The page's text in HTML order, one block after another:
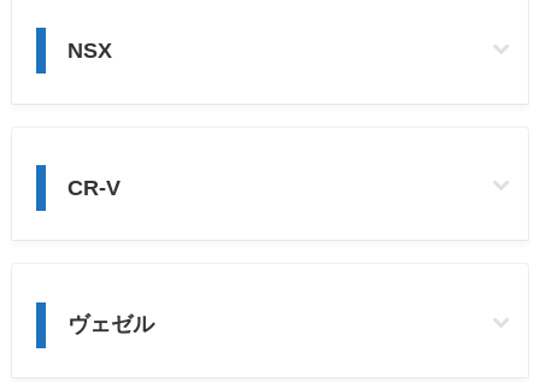
NSX
CR-V
ヴェゼル